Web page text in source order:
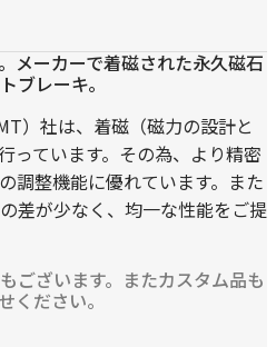
メーカーで着磁された永久磁石
ブレーキ。
）社は、着磁（磁力の設計と
っています。その為、より精密
調整機能に優れています。また
差が少なく、均一な性能をご提
ございます。またカスタム品も
ください。